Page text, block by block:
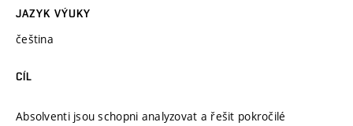
JAZYK VÝUKY
čeština
CÍL
Absolventi jsou schopni analyzovat a řešit pokročilé